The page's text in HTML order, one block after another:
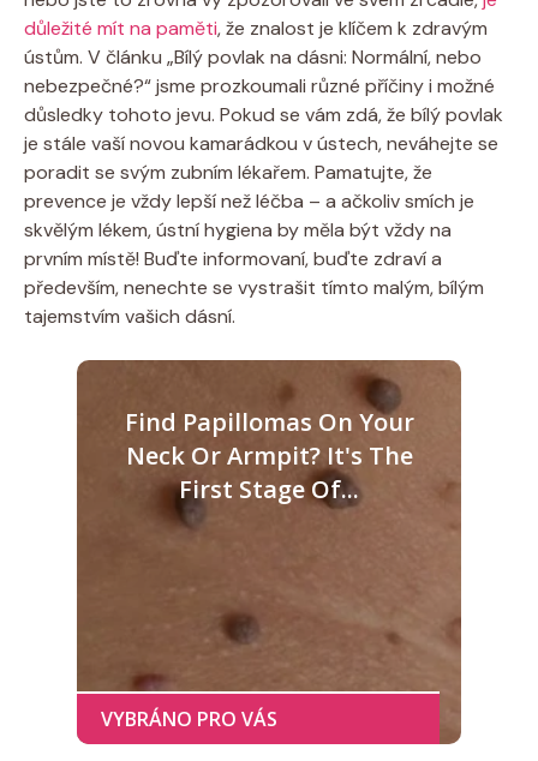
důležité mít na paměti, že znalost je klíčem k zdravým
ústům. V článku „Bílý povlak na dásni: Normální, nebo
nebezpečné?“ jsme prozkoumali různé příčiny i možné
důsledky tohoto jevu. Pokud se vám zdá, že bílý povlak
je stále vaší novou kamarádkou v ústech, neváhejte se
poradit se svým zubním lékařem. Pamatujte, že
prevence je vždy lepší než léčba – a ačkoliv smích je
skvělým lékem, ústní hygiena by měla být vždy na
prvním místě! Buďte informovaní, buďte zdraví a
především, nenechte se vystrašit tímto malým, bílým
tajemstvím vašich dásní.
Find Papillomas On Your
Neck Or Armpit? It's The
First Stage Of...